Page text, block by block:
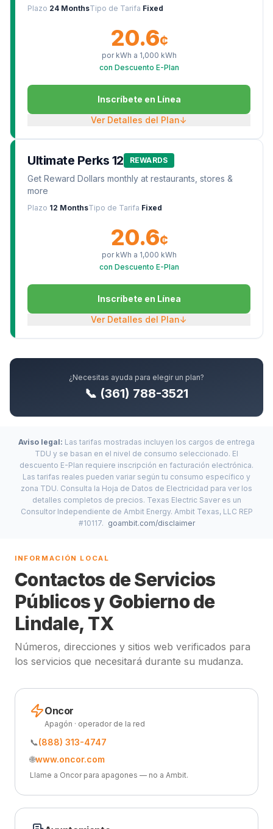
Plazo 24 MonthsTipo de Tarifa Fixed
20.6¢
por kWh a 1,000 kWh
con Descuento E-Plan
Inscríbete en Línea
Ver Detalles del Plan↓
Ultimate Perks 12 REWARDS
Get Reward Dollars monthly at restaurants, stores &
more
Plazo 12 MonthsTipo de Tarifa Fixed
20.6¢
por kWh a 1,000 kWh
con Descuento E-Plan
Inscríbete en Línea
Ver Detalles del Plan↓
¿Necesitas ayuda para elegir un plan?
📞 (361) 788-3521
Aviso legal: Las tarifas mostradas incluyen los cargos de entrega
TDU y se basan en el nivel de consumo seleccionado. El
descuento E-Plan requiere inscripción en facturación electrónica.
Las tarifas reales pueden variar según tu consumo específico y
zona TDU. Consulta la Hoja de Datos de Electricidad para ver los
detalles completos de precios. Texas Electric Saver es un
Consultor Independiente de Ambit Energy. Ambit Texas, LLC REP
#10117. goambit.com/disclaimer
INFORMACIÓN LOCAL
Contactos de Servicios
Públicos y Gobierno de
Lindale, TX
Números, direcciones y sitios web verificados para
los servicios que necesitará durante su mudanza.
Oncor
Apagón · operador de la red
📞(888) 313-4747
🌐www.oncor.com
Llame a Oncor para apagones — no a Ambit.